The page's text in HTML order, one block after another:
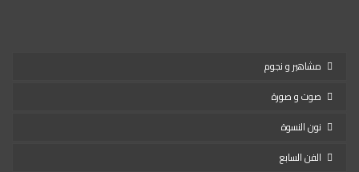
مشاهير و نجوم
صوت و صورة
نون النسوة
الفن السابع